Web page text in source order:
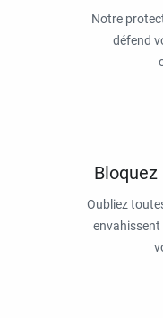
Notre
défend
Oubliez